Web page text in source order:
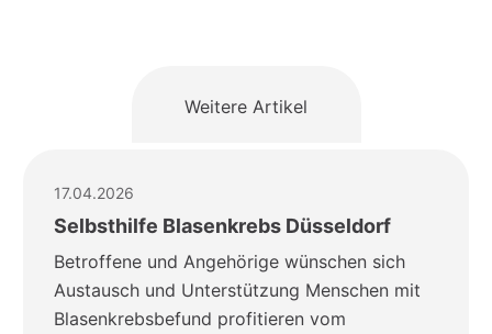
Weitere Artikel
17.04.2026
Selbsthilfe Blasenkrebs Düsseldorf
Betroffene und Angehörige wünschen sich
Austausch und Unterstützung Menschen mit
Blasenkrebsbefund profitieren vom